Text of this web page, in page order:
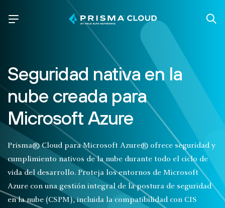
Seguridad nativa en la
nube creada para
Microsoft Azure
Prisma® Cloud para Microsoft Azure® ofrece seguridad y
cumplimiento nativos de la nube durante todo el ciclo de
vida del desarrollo. Proteja los entornos de Microsoft
Azure con una gestión integral de la postura de seguridad
en la nube (CSPM), incluida la compatibilidad con CIS